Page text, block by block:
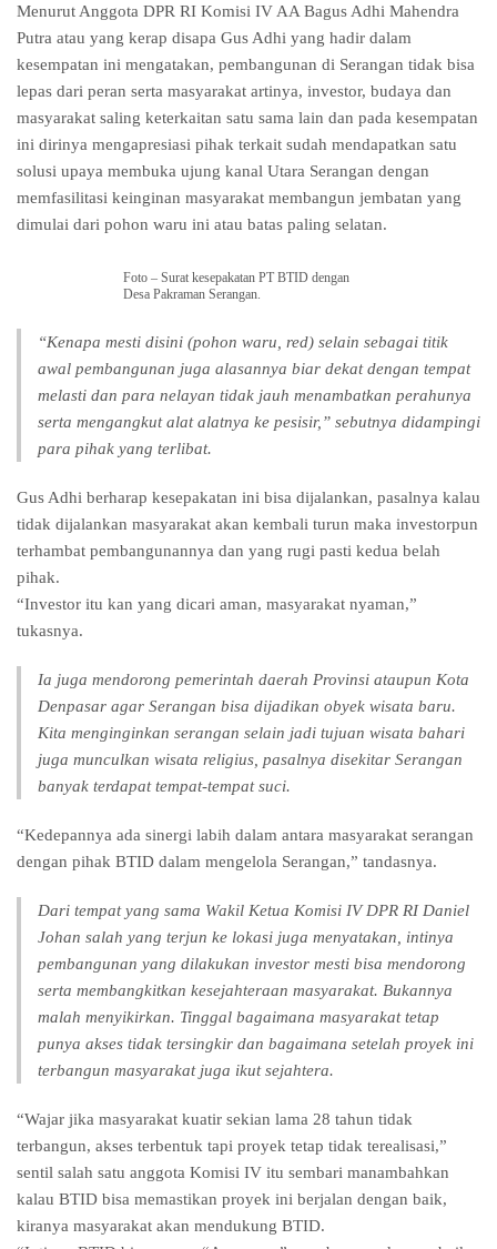
Menurut Anggota DPR RI Komisi IV AA Bagus Adhi Mahendra
Putra atau yang kerap disapa Gus Adhi yang hadir dalam
kesempatan ini mengatakan, pembangunan di Serangan tidak bisa
lepas dari peran serta masyarakat artinya, investor, budaya dan
masyarakat saling keterkaitan satu sama lain dan pada kesempatan
ini dirinya mengapresiasi pihak terkait sudah mendapatkan satu
solusi upaya membuka ujung kanal Utara Serangan dengan
memfasilitasi keinginan masyarakat membangun jembatan yang
dimulai dari pohon waru ini atau batas paling selatan.
Foto – Surat kesepakatan PT BTID dengan
Desa Pakraman Serangan.
“Kenapa mesti disini (pohon waru, red) selain sebagai titik
awal pembangunan juga alasannya biar dekat dengan tempat
melasti dan para nelayan tidak jauh menambatkan perahunya
serta mengangkut alat alatnya ke pesisir,” sebutnya didampingi
para pihak yang terlibat.
Gus Adhi berharap kesepakatan ini bisa dijalankan, pasalnya kalau
tidak dijalankan masyarakat akan kembali turun maka investorpun
terhambat pembangunannya dan yang rugi pasti kedua belah
pihak.
“Investor itu kan yang dicari aman, masyarakat nyaman,”
tukasnya.
Ia juga mendorong pemerintah daerah Provinsi ataupun Kota
Denpasar agar Serangan bisa dijadikan obyek wisata baru.
Kita menginginkan serangan selain jadi tujuan wisata bahari
juga munculkan wisata religius, pasalnya disekitar Serangan
banyak terdapat tempat-tempat suci.
“Kedepannya ada sinergi labih dalam antara masyarakat serangan
dengan pihak BTID dalam mengelola Serangan,” tandasnya.
Dari tempat yang sama Wakil Ketua Komisi IV DPR RI Daniel
Johan salah yang terjun ke lokasi juga menyatakan, intinya
pembangunan yang dilakukan investor mesti bisa mendorong
serta membangkitkan kesejahteraan masyarakat. Bukannya
malah menyikirkan. Tinggal bagaimana masyarakat tetap
punya akses tidak tersingkir dan bagaimana setelah proyek ini
terbangun masyarakat juga ikut sejahtera.
“Wajar jika masyarakat kuatir sekian lama 28 tahun tidak
terbangun, akses terbentuk tapi proyek tetap tidak terealisasi,”
sentil salah satu anggota Komisi IV itu sembari manambahkan
kalau BTID bisa memastikan proyek ini berjalan dengan baik,
kiranya masyarakat akan mendukung BTID.